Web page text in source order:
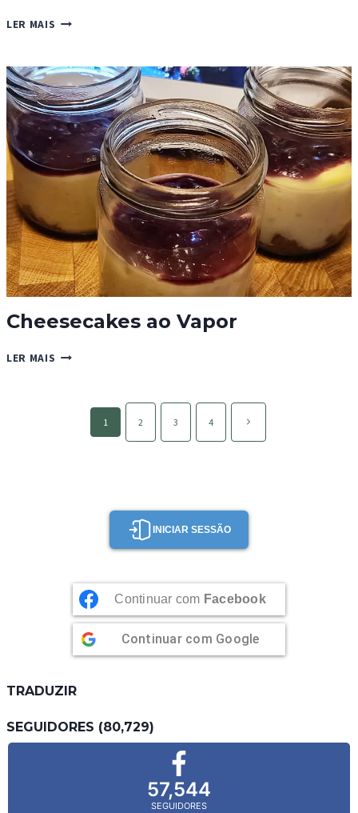
LER MAIS NESQUINHOS
Cheesecakes ao Vapor
LER MAIS CHEESECAKES
navigation
1 2 3 4
Página
seguinte
INICIAR SESSÃO
Continuar com Facebook
Continuar com Google
TRADUZIR
SEGUIDORES (80,729)
57,544
SEGUIDORES